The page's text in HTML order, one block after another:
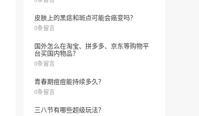
皮肤上的黑痣和斑点可能会癌变吗？
0条留言
国外怎么在淘宝、拼多多、京东等购物平
台买国内物品？
0条留言
青春期痘痘能持续多久？
0条留言
三八节有哪些超级玩法？